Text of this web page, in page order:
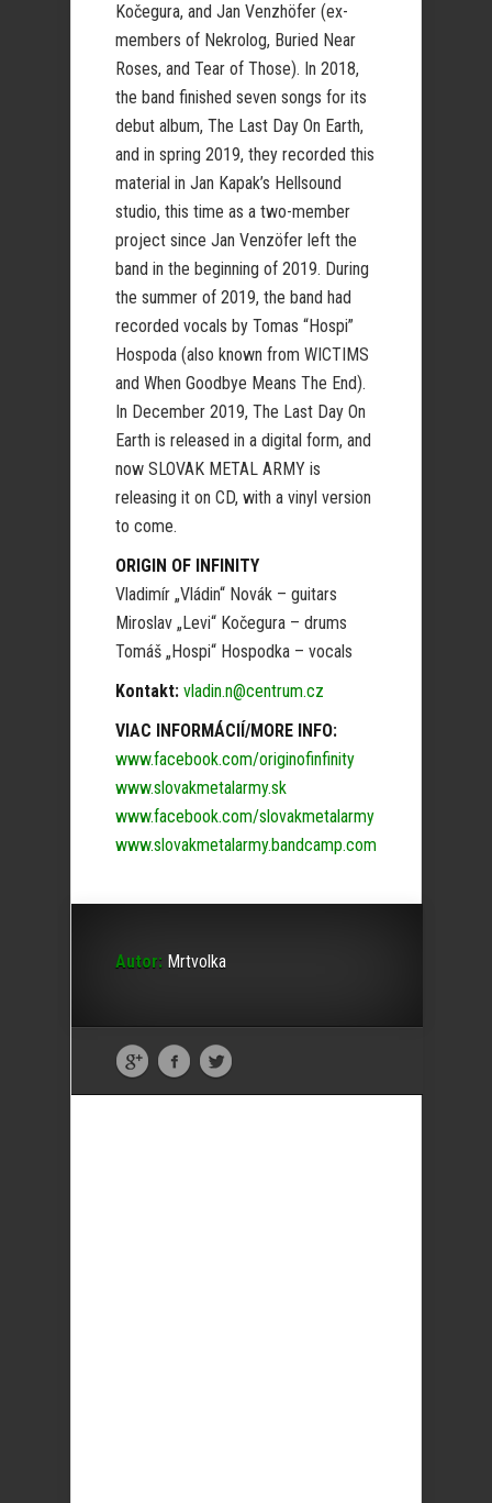
Kočegura, and Jan Venzhöfer (ex-
members of Nekrolog, Buried Near
Roses, and Tear of Those). In 2018,
the band finished seven songs for its
debut album, The Last Day On Earth,
and in spring 2019, they recorded this
material in Jan Kapak’s Hellsound
studio, this time as a two-member
project since Jan Venzöfer left the
band in the beginning of 2019. During
the summer of 2019, the band had
recorded vocals by Tomas “Hospi”
Hospoda (also known from WICTIMS
and When Goodbye Means The End).
In December 2019, The Last Day On
Earth is released in a digital form, and
now SLOVAK METAL ARMY is
releasing it on CD, with a vinyl version
to come.
ORIGIN OF INFINITY
Vladimír „Vládin“ Novák – guitars
Miroslav „Levi“ Kočegura – drums
Tomáš „Hospi“ Hospodka – vocals
Kontakt: vladin.n@centrum.cz
VIAC INFORMÁCIÍ/MORE INFO:
www.facebook.com/originofinfinity
www.slovakmetalarmy.sk
www.facebook.com/slovakmetalarmy
www.slovakmetalarmy.bandcamp.com
Autor: Mrtvolka